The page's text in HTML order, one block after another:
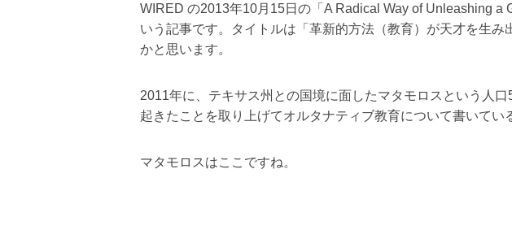
WIRED の2013年10月15日の「A Radical Way of Unleashing a
いう記事です。タイトルは「革新的方法（教育）が天才を生み
かと思います。
2011年に、テキサス州との国境に面したマタモロスという人
起きたことを取り上げてオルタナティブ教育について書いてい
マタモロスはここですね。